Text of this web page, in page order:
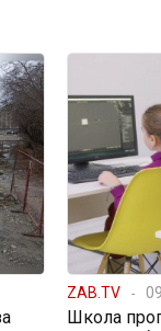
ZAB.TV
Школа